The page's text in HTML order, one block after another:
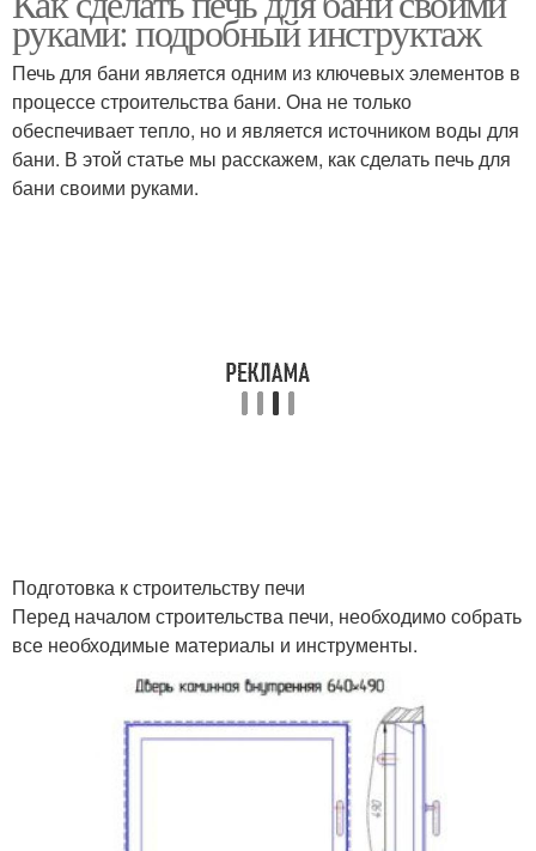
Печка для бани Печи для русской бани
Топлива для печки Самодельная печка
руками: подробный инструктаж
Печь для бани является одним из ключевых элементов в
процессе строительства бани. Она не только
обеспечивает тепло, но и является источником воды для
бани. В этой статье мы расскажем, как сделать печь для
бани своими руками.
Подготовка к строительству печи
Перед началом строительства печи, необходимо собрать
все необходимые материалы и инструменты.